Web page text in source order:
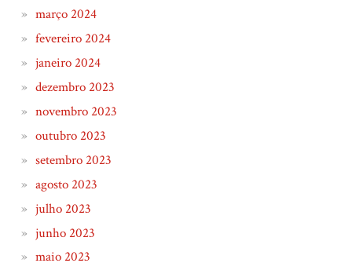
março 2024
fevereiro 2024
janeiro 2024
dezembro 2023
novembro 2023
outubro 2023
setembro 2023
agosto 2023
julho 2023
junho 2023
maio 2023